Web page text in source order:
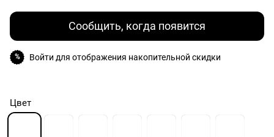
Сообщить, когда появится
% Войти для отображения накопительной скидки
Цвет